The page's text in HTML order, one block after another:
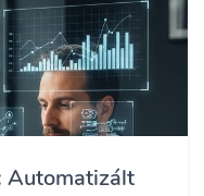
Automatizált